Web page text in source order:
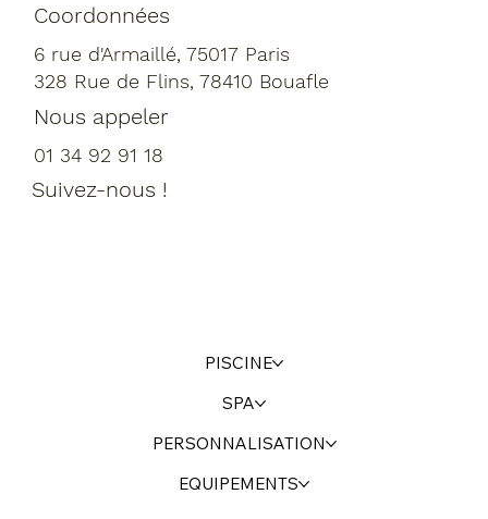
Coordonnées
6 rue d'Armaillé, 75017 Paris
328 Rue de Flins, 78410 Bouafle
Nous appeler
01 34 92 91 18
Suivez-nous !
PISCINE
SPA
PERSONNALISATION
EQUIPEMENTS